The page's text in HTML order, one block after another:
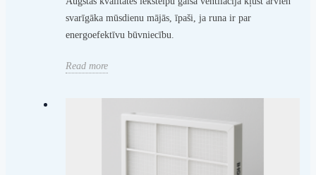
svarīgāka mūsdienu mājās, īpaši, ja runa ir par
energoefektīvu būvniecību.
Read more